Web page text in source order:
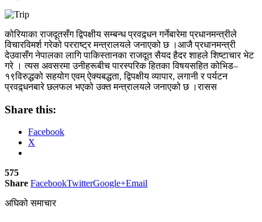
कोरियाका राजदूतसँग द्विपक्षीय सम्बन्ध प्रवद्र्धन गर्नेबारेमा प्रधानमन्त्रीले
विचारविमर्श गरेको परराष्ट्र मन्त्रालयले जनाएको छ ।आजै प्रधानमन्त्री
देउवासँग नेपालका लागि पाकिस्तानका राजदूत सैयद हैदर शाहले शिष्टाचार भेट
गरे । त्यस अवसरमा उनीहरूबीच पारस्परिक हितका विषयसहित कोभिड–
१९विरुद्धको सहयोग एवम् ऐक्यबद्धता, द्विपक्षीय व्यापार, लगानी र पर्यटन
प्रवद्र्धनबारे छलफल भएको उक्त मन्त्रालयले जनाएको छ ।रासस
Share this:
Facebook
X
575
Share FacebookTwitterGoogle+Email
अघिको समाचार